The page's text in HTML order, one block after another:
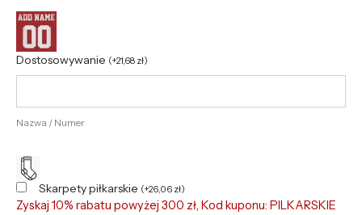
Dostosowywanie (+21,68 zł)
Nazwa / Numer
Skarpety piłkarskie (+26,06 zł)
Zyskaj 10% rabatu powyżej 300 zł, Kod kuponu: PILKARSKIE